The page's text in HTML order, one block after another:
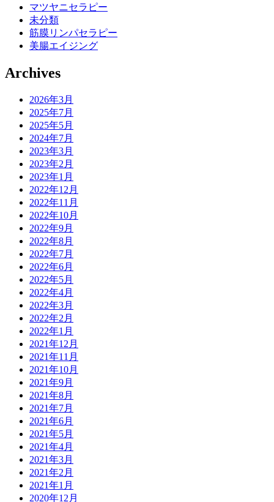
マツヤニセラピー
未分類
筋膜リンパセラピー
美腸エイジング
Archives
2026年3月
2025年7月
2025年5月
2024年7月
2023年3月
2023年2月
2023年1月
2022年12月
2022年11月
2022年10月
2022年9月
2022年8月
2022年7月
2022年6月
2022年5月
2022年4月
2022年3月
2022年2月
2022年1月
2021年12月
2021年11月
2021年10月
2021年9月
2021年8月
2021年7月
2021年6月
2021年5月
2021年4月
2021年3月
2021年2月
2021年1月
2020年12月